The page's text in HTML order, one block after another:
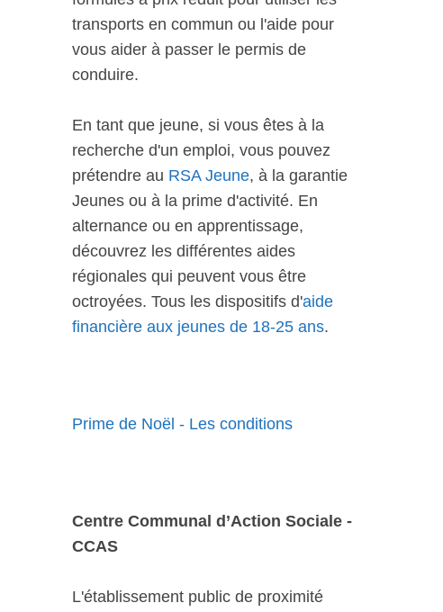
transports en commun ou l'aide pour
vous aider à passer le permis de
conduire.
En tant que jeune, si vous êtes à la
recherche d'un emploi, vous pouvez
prétendre au RSA Jeune, à la garantie
Jeunes ou à la prime d'activité. En
alternance ou en apprentissage,
découvrez les différentes aides
régionales qui peuvent vous être
octroyées. Tous les dispositifs d'aide
financière aux jeunes de 18-25 ans.
Prime de Noël - Les conditions
Centre Communal d’Action Sociale -
CCAS
L'établissement public de proximité